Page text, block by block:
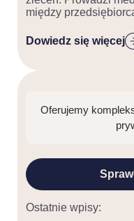
między
Dowiedz się więcej
Oferujemy
Ostatnie wpisy: